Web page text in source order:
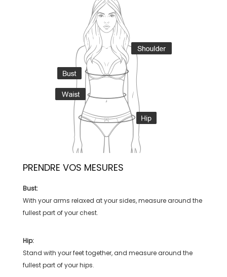
PRENDRE VOS MESURES
Bust:
With your arms relaxed at your sides, measure around the
fullest part of your chest.
Hip:
Stand with your feet together, and measure around the
fullest part of your hips.